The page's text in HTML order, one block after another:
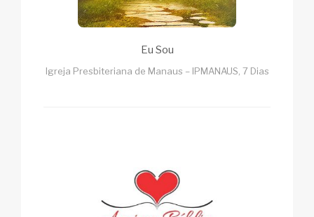
Eu Sou
Igreja Presbiteriana de Manaus – IPMANAUS, 7 Dias